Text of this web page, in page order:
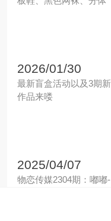
2026/01/30
最新盲盒活动以及3期新
作品来喽
2025/04/07
物恋传媒2304期：嘟嘟-